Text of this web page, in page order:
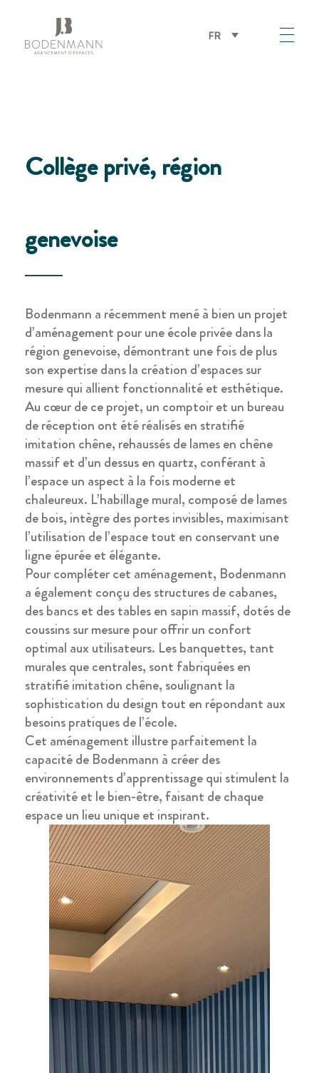
FR
Collège privé, région
genevoise
Bodenmann a récemment mené à bien un projet
d’aménagement pour une école privée dans la
région genevoise, démontrant une fois de plus
son expertise dans la création d’espaces sur
mesure qui allient fonctionnalité et esthétique.
Au cœur de ce projet, un comptoir et un bureau
de réception ont été réalisés en stratifié
imitation chêne, rehaussés de lames en chêne
massif et d’un dessus en quartz, conférant à
l’espace un aspect à la fois moderne et
chaleureux. L’habillage mural, composé de lames
de bois, intègre des portes invisibles, maximisant
l’utilisation de l’espace tout en conservant une
ligne épurée et élégante.
Pour compléter cet aménagement, Bodenmann
a également conçu des structures de cabanes,
des bancs et des tables en sapin massif, dotés de
coussins sur mesure pour offrir un confort
optimal aux utilisateurs. Les banquettes, tant
murales que centrales, sont fabriquées en
stratifié imitation chêne, soulignant la
sophistication du design tout en répondant aux
besoins pratiques de l’école.
Cet aménagement illustre parfaitement la
capacité de Bodenmann à créer des
environnements d’apprentissage qui stimulent la
créativité et le bien-être, faisant de chaque
espace un lieu unique et inspirant.